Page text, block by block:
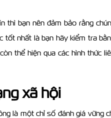
thì bạn nên đảm bảo rằng
tốt nhất là bạn hãy kiểm tra
thể hiện qua các hình thức
xã hội
là một chỉ số đánh giá vững